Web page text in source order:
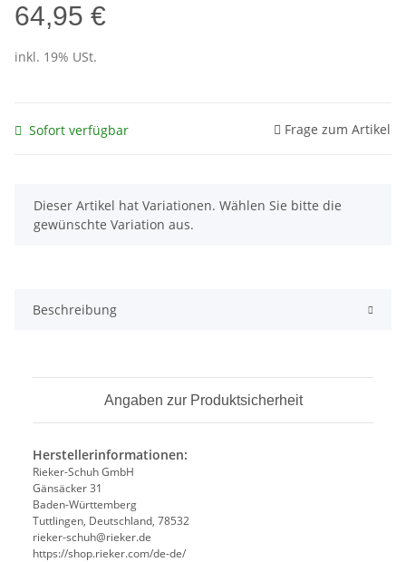
64,95 €
inkl. 19% USt.
Sofort verfügbar Frage zum Artikel
x
Dieser Artikel hat Variationen. Wählen Sie bitte die
gewünschte Variation aus.
Beschreibung
Angaben zur Produktsicherheit
Herstellerinformationen:
Rieker-Schuh GmbH
Gänsäcker 31
Baden-Württemberg
Tuttlingen, Deutschland, 78532
rieker-schuh@rieker.de
https://shop.rieker.com/de-de/